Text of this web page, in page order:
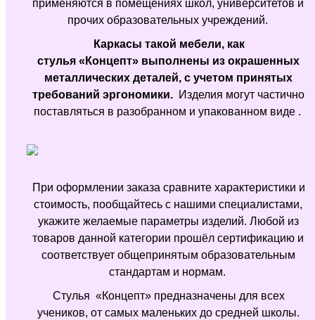
применяются в помещениях школ, университетов и
прочих образовательных учреждений.
Каркасы такой мебели, как
стулья «Концепт» выполнены из окрашенных
металлических деталей, с учетом принятых
требований эргономики.Изделия могут частично
поставляться в разобранном и упакованном виде .
При оформлении заказа сравните характеристики и
стоимость, пообщайтесь с нашими специалистами,
укажите желаемые параметры изделий. Любой из
товаров данной категории прошёл сертификацию и
соответствует общепринятым образовательным
стандартам и нормам.
Стулья «Концепт» предназначены для всех
учеников, от самых маленьких до средней школы.